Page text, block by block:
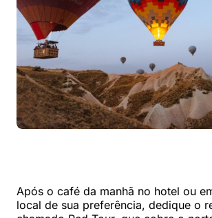
Após o café da manhã no hotel ou
local de sua preferência, dedique o